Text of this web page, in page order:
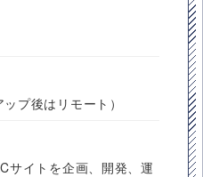
プ後はリモート）
サイトを企画、開発、運